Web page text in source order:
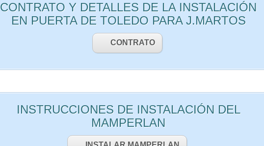
CONTRATO Y DETALLES DE LA INSTALACIÓN
EN PUERTA DE TOLEDO PARA J.MARTOS
CONTRATO
INSTRUCCIONES DE INSTALACIÓN DEL
MAMPERLAN